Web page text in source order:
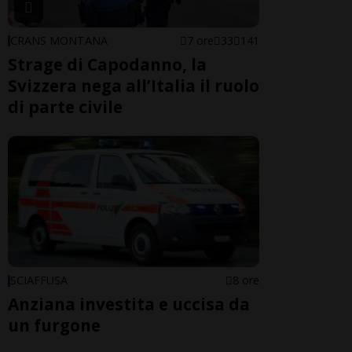
CRANS MONTANA 7 ore 33 141
Strage di Capodanno, la
Svizzera nega all’Italia il ruolo
di parte civile
SCIAFFUSA 8 ore
Anziana investita e uccisa da
un furgone